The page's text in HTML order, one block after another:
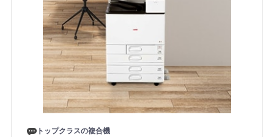
トップクラスの複合機